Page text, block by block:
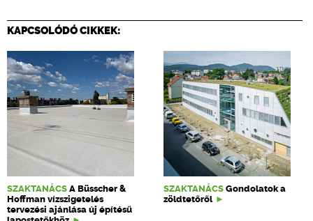
KAPCSOLÓDÓ CIKKEK:
SZAKTANÁCS A Büsscher &
Hoffman vízszigetelés
tervezési ajánlása új építésű
SZAKTANÁCS Gondolatok a
zöldtetőről